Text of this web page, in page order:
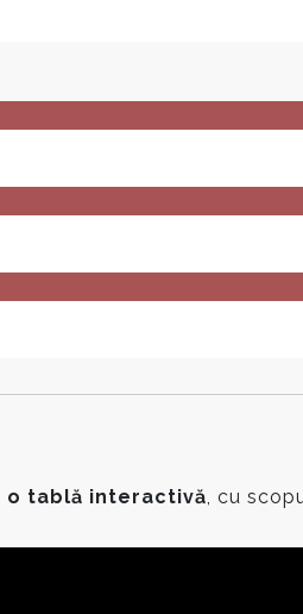
o tablă interactivă, cu